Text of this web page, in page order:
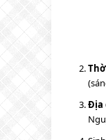
Địa